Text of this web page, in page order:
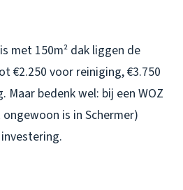
met 150m² dak liggen de
€2.250 voor reiniging, €3.750
bedenk wel: bij een WOZ
is in Schermer)